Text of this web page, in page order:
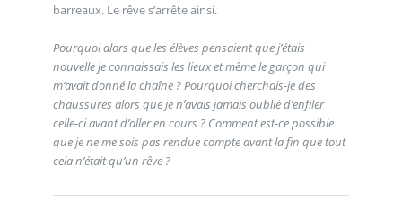
barreaux. Le rêve s’arrête ainsi.
Pourquoi alors que les élèves pensaient que j’étais
nouvelle je connaissais les lieux et même le garçon qui
m’avait donné la chaîne ? Pourquoi cherchais-je des
chaussures alors que je n’avais jamais oublié d’enfiler
celle-ci avant d’aller en cours ? Comment est-ce possible
que je ne me sois pas rendue compte avant la fin que tout
cela n’était qu’un rêve ?